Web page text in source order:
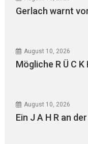
Gerlach warnt
August 10, 2026
Mögliche R Ü C K
August 10, 2026
Ein J A H R an